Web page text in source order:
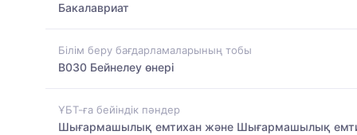
Бакалавриат
Білім беру бағдарламаларының тобы
B030 Бейнелеу өнері
ҰБТ-ға бейіндік пәндер
Шығармашылық емтихан және Шығармашылық